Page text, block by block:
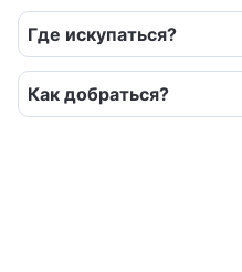
Где искупаться?
Как добраться?